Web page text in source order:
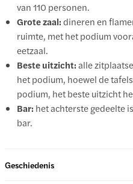
van 110 personen.
Grote zaal:dineren en
ruimte, met het podium
eetzaal.
Beste uitzicht:alle
het podium, hoewel de
podium, het beste uitzicht
Bar: het achterste gedeelte
bar.
Geschiedenis